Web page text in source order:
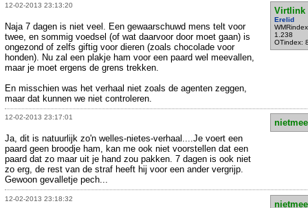
12-02-2013 23:13:20
Virtlink
Erelid
1.238
OTindex:
Naja 7 dagen is niet veel. Een gewaarschuwd mens telt voor
twee, en sommig voedsel (of wat daarvoor door moet gaan) is
ongezond of zelfs giftig voor dieren (zoals chocolade voor
honden). Nu zal een plakje ham voor een paard wel meevallen,
maar je moet ergens de grens trekken.
En misschien was het verhaal niet zoals de agenten zeggen,
maar dat kunnen we niet controleren.
12-02-2013 23:17:01
Ja, dit is natuurlijk zo'n welles-nietes-verhaal....Je voert een
paard geen broodje ham, kan me ook niet voorstellen dat een
paard dat zo maar uit je hand zou pakken. 7 dagen is ook niet
zo erg, de rest van de straf heeft hij voor een ander vergrijp.
Gewoon gevalletje pech...
12-02-2013 23:18:32